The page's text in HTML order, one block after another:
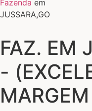
Fazenda em
JUSSARA,GO
FAZ. EM
-